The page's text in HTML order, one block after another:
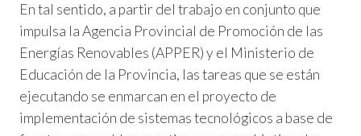
En tal sentido, a partir del trabajo en conjunto que
impulsa la Agencia Provincial de Promoción de las
Energías Renovables (APPER) y el Ministerio de
Educación de la Provincia, las tareas que se están
ejecutando se enmarcan en el proyecto de
implementación de sistemas tecnológicos a base de